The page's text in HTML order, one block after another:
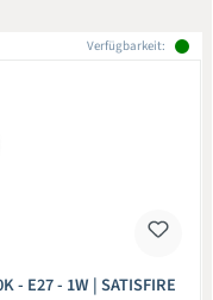
Verfügbarkeit:
E27 - 1W | SATISFIRE